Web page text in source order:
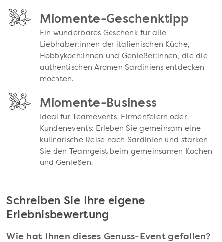
Miomente-Geschenktipp
Ein wunderbares Geschenk für alle
Liebhaber:innen der italienischen Küche,
Hobbyköch:innen und Genießer:innen, die die
authentischen Aromen Sardiniens entdecken
möchten.
Miomente-Business
Ideal für Teamevents, Firmenfeiern oder
Kundenevents: Erleben Sie gemeinsam eine
kulinarische Reise nach Sardinien und stärken
Sie den Teamgeist beim gemeinsamen Kochen
und Genießen.
Schreiben Sie Ihre eigene
Erlebnisbewertung
Wie hat Ihnen dieses Genuss-Event gefallen?